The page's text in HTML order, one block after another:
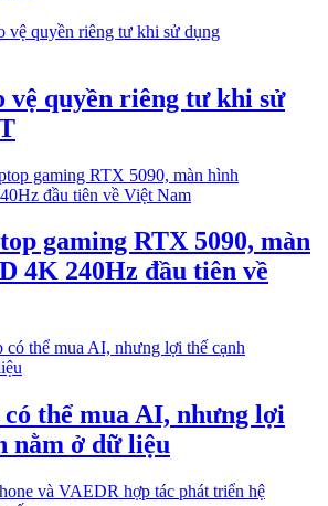
vệ quyền riêng tư khi sử
gaming RTX 5090, màn
4K 240Hz đầu tiên về
thể mua AI, nhưng lợi
nằm ở dữ liệu